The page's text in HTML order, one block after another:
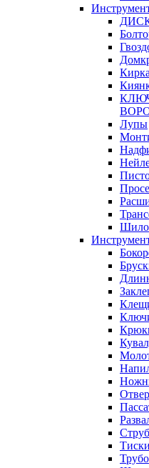
Кирка
Лупы
Шило
Тиски